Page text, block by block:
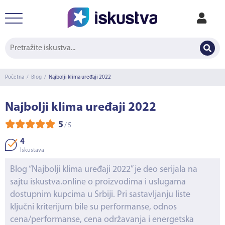
Početna / Blog / Najbolji klima uređaji 2022
Najbolji klima uređaji 2022
5 / 5
4
Iskustava
Blog “Najbolji klima uređaji 2022” je deo serijala na
sajtu iskustva.online o proizvodima i uslugama
dostupnim kupcima u Srbiji. Pri sastavljanju liste
ključni kriterijum bile su performanse, odnos
cena/performanse, cena održavanja i energetska